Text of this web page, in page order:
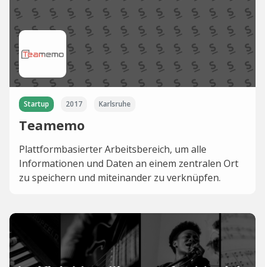
Startup 2017 Karlsruhe
Teamemo
Plattformbasierter Arbeitsbereich, um alle
Informationen und Daten an einem zentralen Ort
zu speichern und miteinander zu verknüpfen.